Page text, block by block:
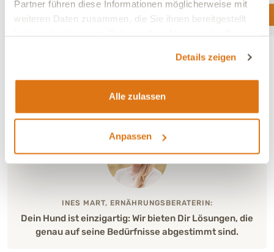
Partner führen diese Informationen möglicherweise mit
weiteren Daten zusammen, die Sie ihnen bereitgestellt
Details zeigen
Alle zulassen
Anpassen
Jetzt Termin buchen
INES MART, ERNÄHRUNGSBERATERIN:
Dein Hund ist einzigartig: Wir bieten Dir Lösungen, die
genau auf seine Bedürfnisse abgestimmt sind.